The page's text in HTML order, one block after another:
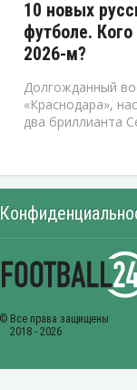
10 новых
футболе.
2026-м?
Долгожданный
«Краснодара»,
два бриллианта